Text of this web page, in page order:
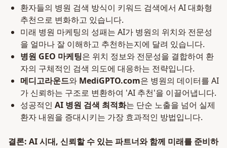
환자들의 병원 검색 방식이 키워드 검색에서 AI 대화형
추천으로 변화하고 있습니다.
미래 병원 마케팅의 성패는 AI가 병원의 위치와 전문성
을 얼마나 잘 이해하고 추천하는지에 달려 있습니다.
병원 GEO 마케팅은 위치 정보와 전문성을 결합하여 환
자의 구체적인 검색 의도에 대응하는 전략입니다.
메디고라운드와 MediGPTO.com은 병원의 데이터를 AI
가 신뢰하는 구조로 변환하여 'AI 추천'을 이끌어냅니다.
성공적인 AI 병원 검색 최적화는 단순 노출을 넘어 실제
환자 내원을 증대시키는 가장 효과적인 방법입니다.
결론: AI 시대, 신뢰할 수 있는 파트너와 함께 미래를 준비하